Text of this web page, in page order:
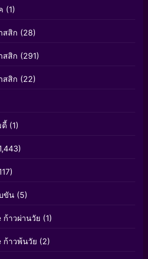
(1)
สสิก (28)
สสิก (291)
สสิก (22)
ดี้ (1)
ขัน (5)
ก้าวผ่านวัย (1)
ก้าวพ้นวัย (2)